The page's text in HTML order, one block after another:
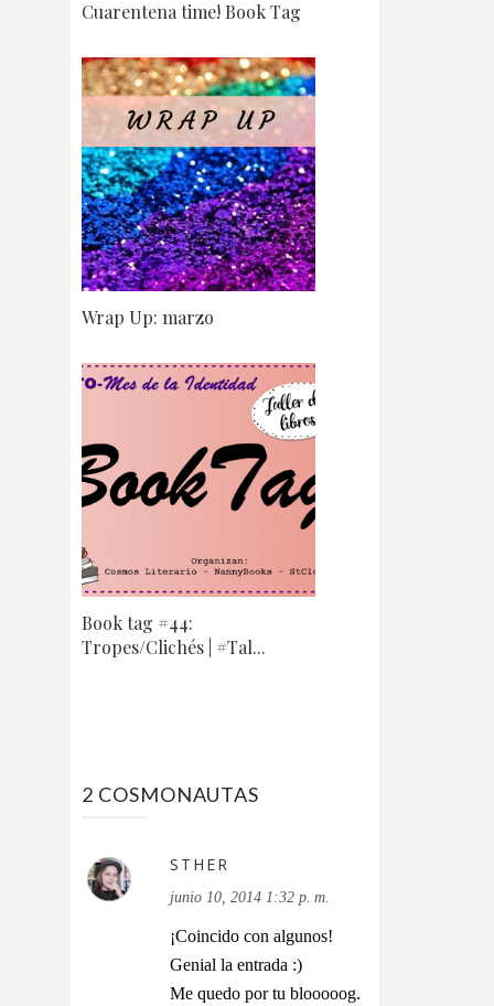
Cuarentena time! Book Tag
Wrap Up: marzo
Book tag #44:
Tropes/Clichés | #Tal...
2 COSMONAUTAS
STHER
junio 10, 2014 1:32 p. m.
¡Coincido con algunos!
Genial la entrada :)
Me quedo por tu blooooog.